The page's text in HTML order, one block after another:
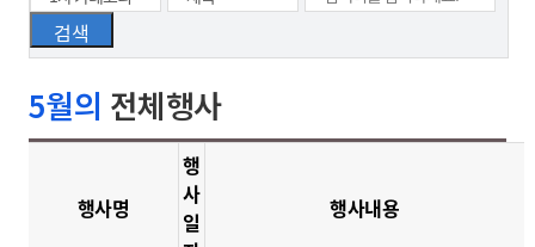
5월의 전체행사
행사명
행
사
일
행사내용